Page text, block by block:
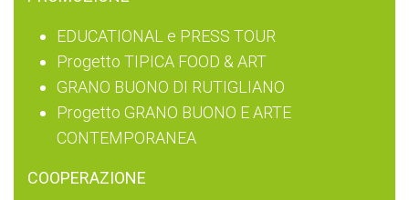
EDUCATIONAL e PRESS TOUR
Progetto TIPICA FOOD & ART
GRANO BUONO DI RUTIGLIANO
Progetto GRANO BUONO E ARTE
CONTEMPORANEA
COOPERAZIONE